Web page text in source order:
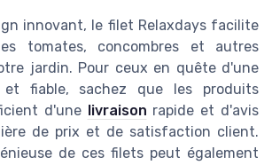
innovant, le filet Relaxdays facilite
tomates, concombres et autres
jardin. Pour ceux en quête d'une
et fiable, sachez que les produits
d'une
livraison rapide et d'avis
de prix et de satisfaction client.
de ces filets peut également